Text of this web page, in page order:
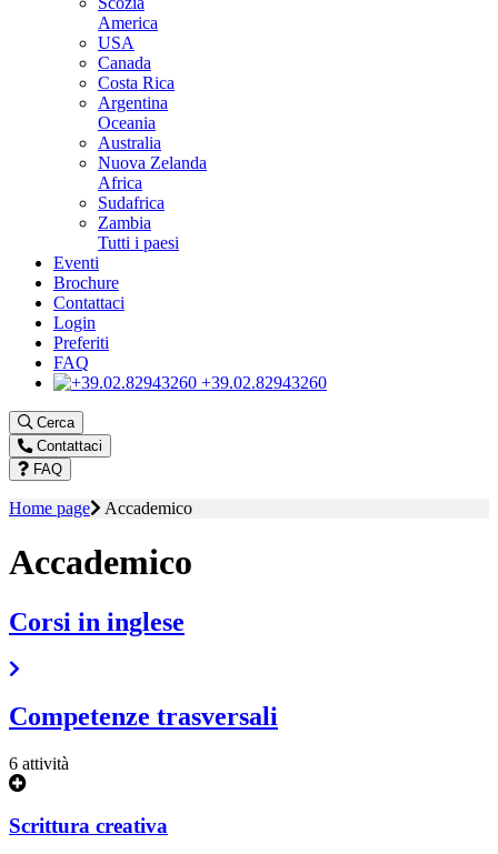
America
USA
Canada
Costa Rica
Argentina
Oceania
Australia
Nuova Zelanda
Africa
Sudafrica
Zambia
Tutti i paesi
Eventi
Brochure
Contattaci
Login
Preferiti
FAQ
+39.02.82943260
Cerca
Contattaci
FAQ
Home page Accademico
Accademico
Corsi in inglese
Competenze trasversali
6 attività
Scrittura creativa